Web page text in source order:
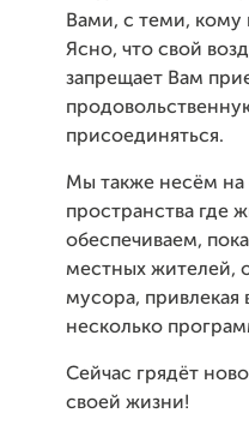
Вами, с теми, кому
Ясно, что свой
запрещает Вам
присоединяться.
Мы также несём на
пространства где
обеспечиваем,
местных жителей,
мусора, привлекая
несколько
Сейчас грядёт
своей жизни!